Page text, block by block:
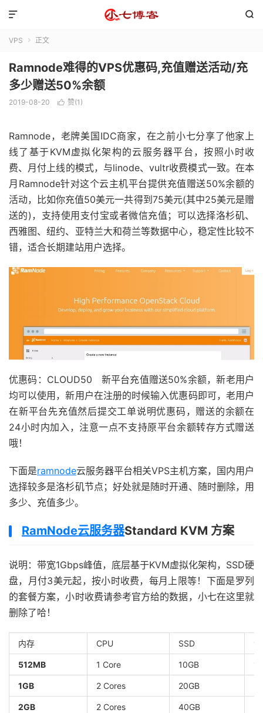


VPS  正文
Ramnode难得的VPS优惠码,充值赠送活动/充
多少赠送50%余额
2019-08-20  赞(1 )
Ramnode，老牌美国IDC商家，在之前小七分享了他家上
线了基于KVM虚拟化架构的云服务器平台，按照小时收
费、月付上线的模式，与linode、vultr收费模式一致。在本
月Ramnode针对这个云主机平台提供充值赠送50%余额的
活动，比如你充值50美元一共得到75美元(其中25美元是赠
送的)，支持使用支付宝或者微信充值；可以选择洛杉矶、
西雅图、纽约、亚特兰大和荷兰等数据中心，稳定性比较不
错，适合长期建站用户选择。
优惠码：CLOUD50 新平台充值赠送50%余额，新老用户
均可以使用，新用户在注册的时候输入优惠码即可，老用户
在新平台先充值然后提交工单说明优惠码，赠送的余额在
24小时内加入，注意一点不支持原平台余额转存方式赠送
哦！
下面是ramnode云服务器平台相关VPS主机方案，国内用户
选择较多是洛杉矶节点；好处就是随时开通、随时删除，用
多少、充值多少。
RamNode云服务器Standard KVM 方案
说明：带宽1Gbps峰值，底层基于KVM虚拟化架构，SSD硬
盘，月付3美元起，按小时收费，每月上限等！下面是罗列
的套餐方案，小时收费请参考官方给的数据，小七在这里就
删除了哈！
内存 CPU SSD
512MB 1 Core 10GB
1GB 2 Cores 20GB
2GB 2 Cores 40GB